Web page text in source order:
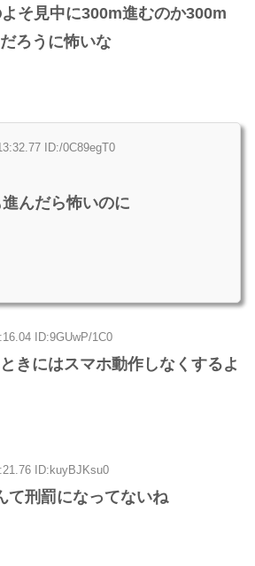
そ見中に300m進むのか300m
ろうに怖いな
ID:/0C89egT0
んだら怖いのに
ID:9GUwP/1C0
きにはスマホ動作しなくするよ
ID:kuyBJKsu0
て刑罰になってないね